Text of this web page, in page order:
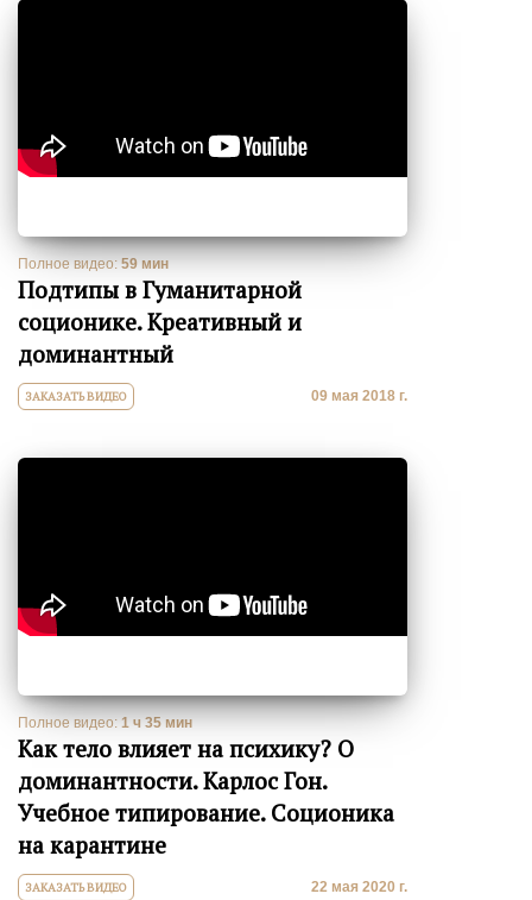
Полное видео: 59 мин
Подтипы в Гуманитарной
соционике. Креативный и
доминантный
ЗАКАЗАТЬ ВИДЕО 09 мая 2018 г.
Полное видео: 1 ч 35 мин
Как тело влияет на психику? О
доминантности. Карлос Гон.
Учебное типирование. Соционика
на карантине
ЗАКАЗАТЬ ВИДЕО 22 мая 2020 г.